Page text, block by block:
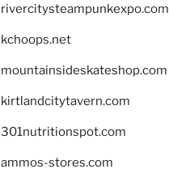
rivercitysteampunkexpo.com
kchoops.net
mountainsideskateshop.com
kirtlandcitytavern.com
301nutritionspot.com
ammos-stores.com